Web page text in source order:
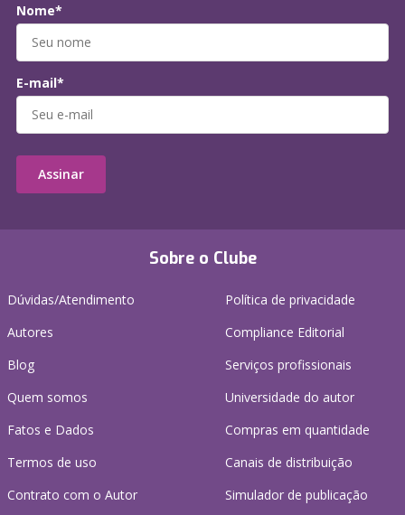
Sobre o Clube
Dúvidas/Atendimento
Autores
Blog
Quem somos
Fatos e Dados
Termos de uso
Contrato com o Autor
Política de privacidade
Compliance Editorial
Serviços profissionais
Universidade do autor
Compras em quantidade
Canais de distribuição
Simulador de publicação
Nome*
E-mail*
Assinar